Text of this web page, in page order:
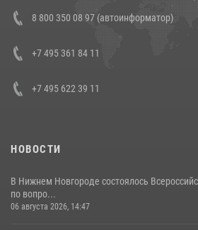
В Росгвардии прошла военно-научная
боевого опыта
8 800 350 08 97 (автоинформатор)
+7 495 361 84 11
+7 495 622 39 11
НОВОСТИ
В Нижнем Новгороде состоялось
по вопро...
06 августа 2026, 14:47